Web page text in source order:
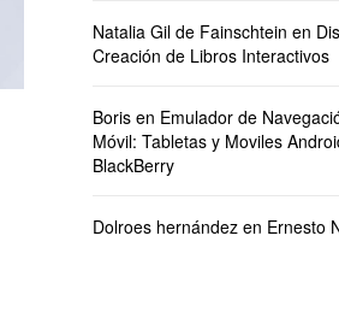
Natalia Gil de Fainschtein en
Creación de Libros Interactivos
Borisen Emulador de
Móvil: Tabletas y Moviles
BlackBerry
Dolroes hernándezen Ernesto